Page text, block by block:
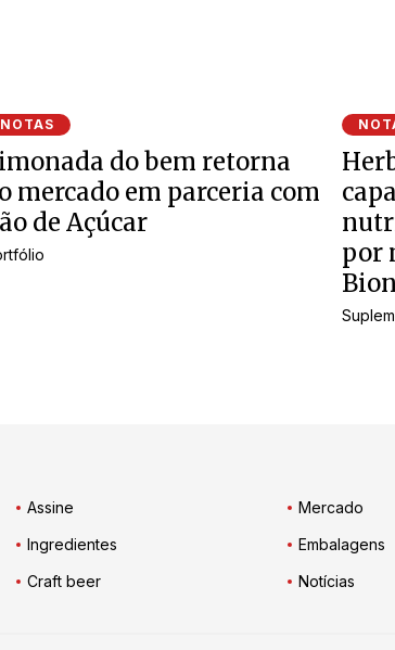
NOTAS
do bem retorna
mercado em parceria com
de Açúcar
por
Assine Mercado
Ingredientes Embalagens
Craft beer Notícias